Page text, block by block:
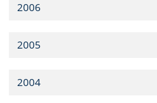
2006
2005
2004